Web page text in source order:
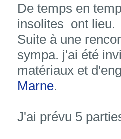
De temps en
insolites ont lieu.
Suite à une
sympa. j'ai été
matériaux et
Marne.
J'ai prévu 5